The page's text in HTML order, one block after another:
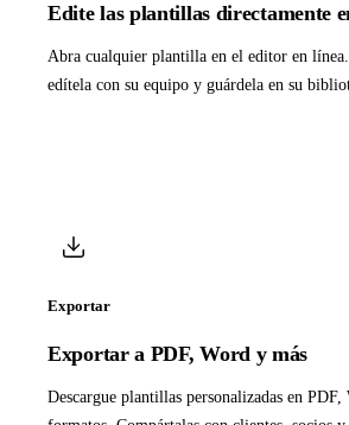
Edite las plantillas directamente
Abra cualquier plantilla en el editor en
edítela con su equipo y guárdela en su
Exportar
Exportar a PDF, Word y más
Descargue plantillas personalizadas en